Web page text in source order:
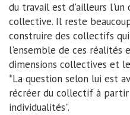
du travail est d'ailleurs l'un
collective. Il reste
construire des collectifs
l'ensemble de ces réalités
dimensions collectives et
*La question selon lui est
récréer du collectif à
individualités".